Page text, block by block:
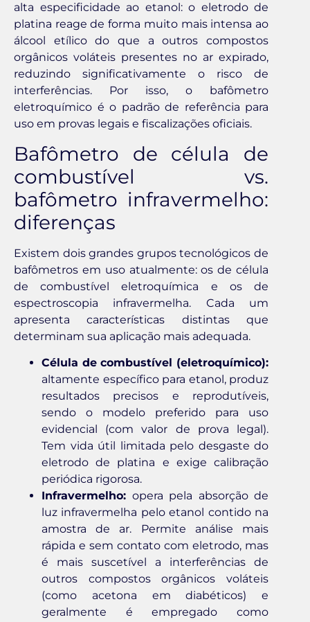
alta especificidade ao etanol: o eletrodo de
platina reage de forma muito mais intensa ao
álcool etílico do que a outros compostos
orgânicos voláteis presentes no ar expirado,
reduzindo significativamente o risco de
interferências. Por isso, o bafômetro
eletroquímico é o padrão de referência para
uso em provas legais e fiscalizações oficiais.
Bafômetro de célula de
combustível vs.
bafômetro infravermelho:
diferenças
Existem dois grandes grupos tecnológicos de
bafômetros em uso atualmente: os de célula
de combustível eletroquímica e os de
espectroscopia infravermelha. Cada um
apresenta características distintas que
determinam sua aplicação mais adequada.
Célula de combustível (eletroquímico):
altamente específico para etanol, produz
resultados precisos e reprodutíveis,
sendo o modelo preferido para uso
evidencial (com valor de prova legal).
Tem vida útil limitada pelo desgaste do
eletrodo de platina e exige calibração
periódica rigorosa.
Infravermelho: opera pela absorção de
luz infravermelha pelo etanol contido na
amostra de ar. Permite análise mais
rápida e sem contato com eletrodo, mas
é mais suscetível a interferências de
outros compostos orgânicos voláteis
(como acetona em diabéticos) e
geralmente é empregado como